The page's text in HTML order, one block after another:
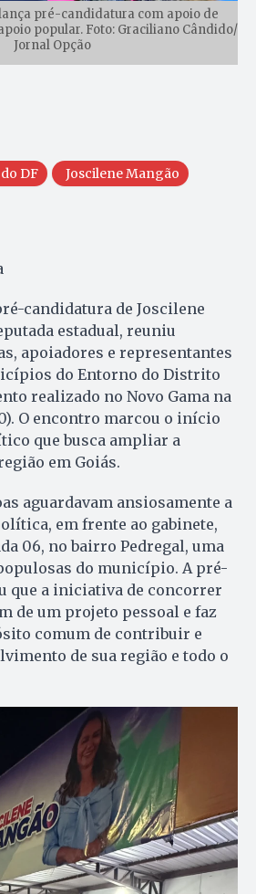
pré-candidatura com apoio de
popular. Foto: Graciliano Cândido/
Jornal Opção
DF
Joscilene Mangão
candidatura de Joscilene
estadual, reuniu
apoiadores e representantes
do Entorno do Distrito
realizado no Novo Gama na
O encontro marcou o início
que busca ampliar a
em Goiás.
aguardavam ansiosamente a
em frente ao gabinete,
06, no bairro Pedregal, uma
do município. A pré-
que a iniciativa de concorrer
de um projeto pessoal e faz
comum de contribuir e
de sua região e todo o